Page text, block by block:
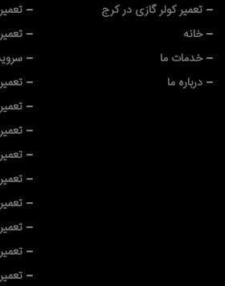
تعمیر کولر گازی در کرج
خانه
خدمات ما
درباره ما